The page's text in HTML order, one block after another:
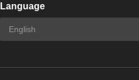
Language